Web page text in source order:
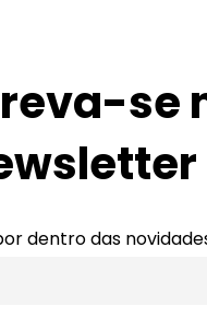
se
dentro das